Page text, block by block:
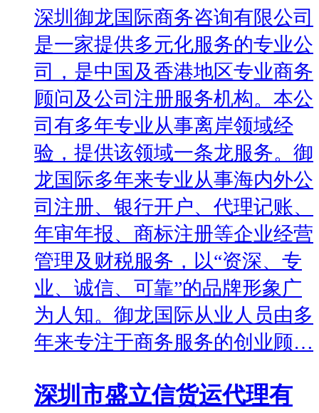
深圳御龙国际商务咨询有限公司
是一家提供多元化服务的专业公
司，是中国及香港地区专业商务
顾问及公司注册服务机构。本公
司有多年专业从事离岸领域经
验，提供该领域一条龙服务。御
龙国际多年来专业从事海内外公
司注册、银行开户、代理记账、
年审年报、商标注册等企业经营
管理及财税服务，以“资深、专
业、诚信、可靠”的品牌形象广
为人知。御龙国际从业人员由多
年来专注于商务服务的创业顾…
深圳市盛立信货运代理有